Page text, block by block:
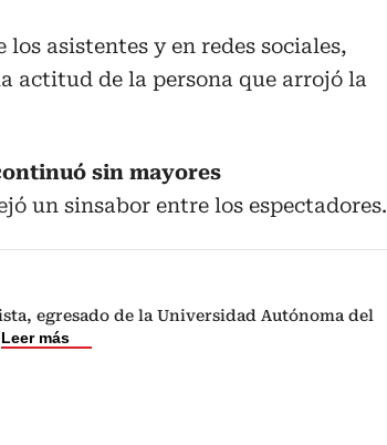
asistentes y en redes sociales,
actitud de la persona que arrojó la
sin mayores
un sinsabor entre los espectadores.
egresado de la Universidad Autónoma del
Leer más